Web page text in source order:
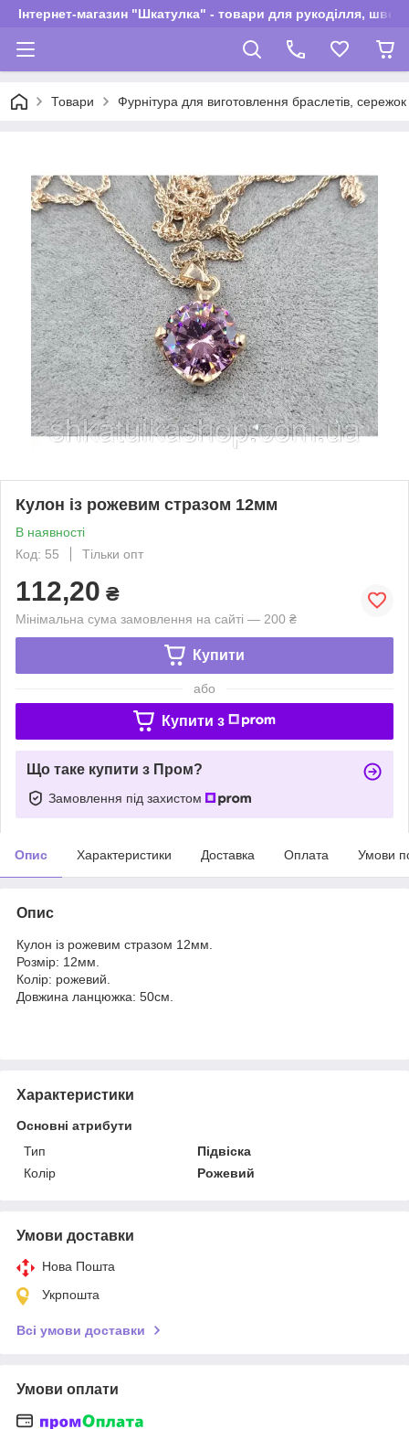
Інтернет-магазин "Шкатулка" - товари для рукоділля,
Товари Фурнітура для виготовлення браслетів,
Кулон із рожевим стразом 12мм
В наявності
Код: 55
Тільки опт
112,20 ₴
Мінімальна сума замовлення на сайті — 200 ₴
Купити
або
Купити з
Що таке купити з Пром?
Замовлення під захистом
Опис Характеристики Доставка Оплата Умови
Опис
Кулон із рожевим стразом 12мм.
Розмір: 12мм.
Колір: рожевий.
Довжина ланцюжка: 50см.
Характеристики
Основні атрибути
Тип
Підвіска
Колір
Рожевий
Умови доставки
Нова Пошта
Укрпошта
Всі умови доставки
Умови оплати